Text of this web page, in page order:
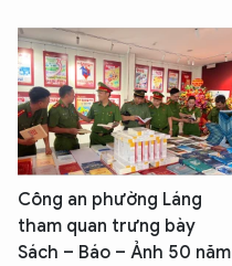
Công an phường Láng
tham quan trưng bày
Sách – Báo – Ảnh 50 năm